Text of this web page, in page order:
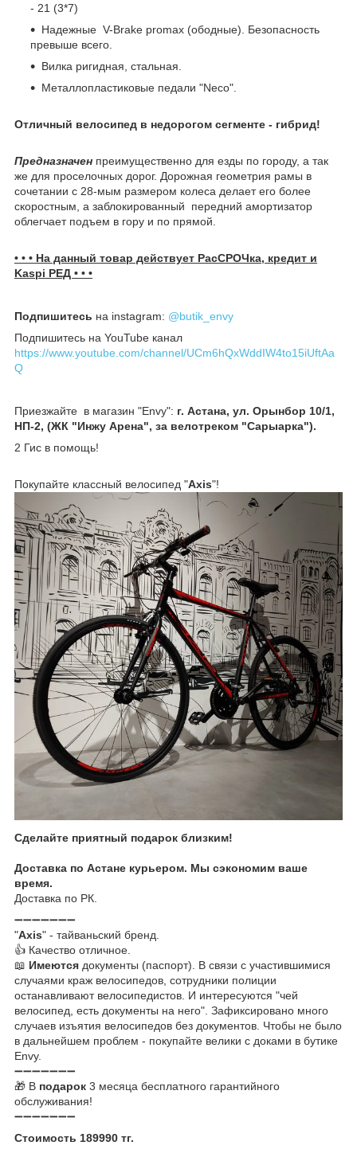
- 21 (3*7)
Надежные V-Brake promax (ободные). Безопасность
превыше всего.
Вилка ригидная, стальная.
Металлопластиковые педали "Neco".
Отличный велосипед в недорогом сегменте - гибрид!
Предназначен преимущественно для езды по городу, а так
же для проселочных дорог. Дорожная геометрия рамы в
сочетании с 28-мым размером колеса делает его более
скоростным, а заблокированный передний амортизатор
облегчает подъем в гору и по прямой.
• • • На данный товар действует РасСРОЧка, кредит и
Kaspi РЕД • • •
Подпишитесь на instagram: @butik_envy
Подпишитесь на YouTube канал
https://www.youtube.com/channel/UCm6hQxWddIW4to15iUftAa
Q
Приезжайте в магазин "Envy": г. Астана, ул. Орынбор 10/1,
НП-2, (ЖК "Инжу Арена", за велотреком "Сарыарка").
2 Гис в помощь!
Покупайте классный велосипед "Axis"!
Сделайте приятный подарок близким!
Доставка по Астане курьером. Мы сэкономим ваше
время.
Доставка по РК.
➖➖➖➖➖➖➖
"Axis" - тайваньский бренд.
👍 Качество отличное.
📖 Имеются документы (паспорт). В связи с участившимися
случаями краж велосипедов, сотрудники полиции
останавливают велосипедистов. И интересуются "чей
велосипед, есть документы на него". Зафиксировано много
случаев изъятия велосипедов без документов. Чтобы не было
в дальнейшем проблем - покупайте велики с доками в бутике
Envy.
➖➖➖➖➖➖➖
🎁 В подарок 3 месяца бесплатного гарантийного
обслуживания!
➖➖➖➖➖➖➖
Стоимость 189990 тг.